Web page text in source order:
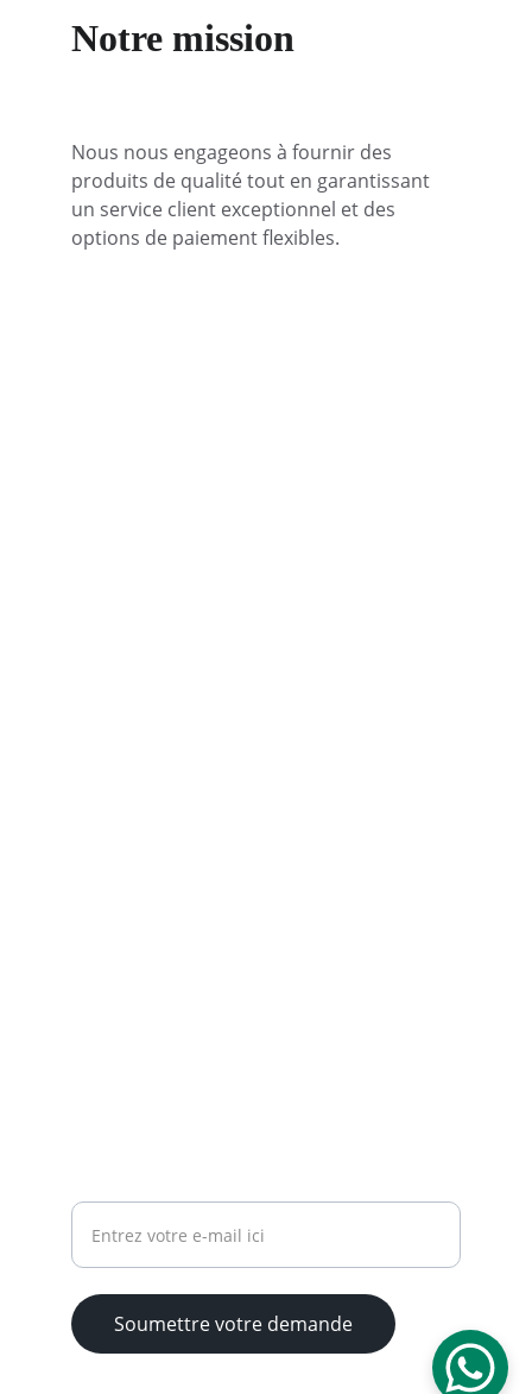
Notre mission
Nous nous engageons à fournir des
produits de qualité tout en garantissant
un service client exceptionnel et des
options de paiement flexibles.
Soumettre votre demande